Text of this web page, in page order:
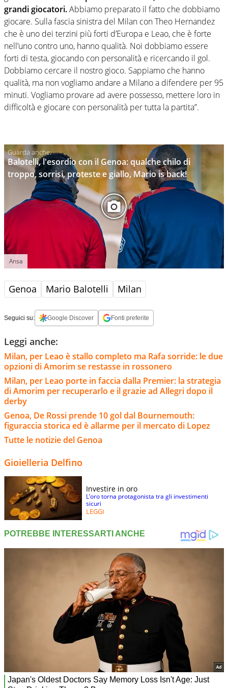
grandi giocatori.Abbiamo preparato il fatto che dobbiamo
giocare. Sulla fascia sinistra del Milan con Theo Hernandez
che è uno dei terzini più forti d’Europa e Leao, che è forte
nell’uno contro uno, hanno qualità. Noi dobbiamo essere
forti di testa, giocando con personalità e ricercando il gol.
Dobbiamo cercare il nostro gioco. Sappiamo che hanno
qualità, ma non vogliamo andare a Milano a difendere per 95
minuti. Vogliamo provare ad avere possesso, mettere loro in
difficoltà e giocare con personalità per tutta la partita”.
Balotelli, l'esordio con il Genoa: qualche chilo di
troppo, sorrisi, proteste e giallo, Mario is back!
Ansa
Genoa Mario Balotelli Milan
Seguici su: Google Discover Fonti preferite
Leggi anche:
Milan, per Leao è stallo completo ma Rafa sorride: le due
opzioni di Amorim se restasse in rossonero
Milan, per Leao porte in faccia dalla Premier: la strategia
di Amorim per recuperarlo e il grazie ad Allegri dopo il
derby
Genoa, De Rossi prende 10 gol dal Bournemouth:
figuraccia storica ed è allarme per il mercato di Lopez
Tutte le notizie del Genoa
Gioielleria Delfino
Investire in oro
L’oro torna protagonista tra gli investimenti
sicuri
LEGGI